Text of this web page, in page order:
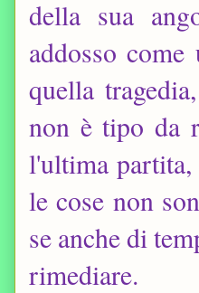
della sua
addosso
quella
non è tipo da
l'ultima partita,
le cose non
se anche di
rimediare.